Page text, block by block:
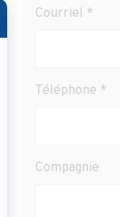
Courriel *
Téléphone *
Compagnie